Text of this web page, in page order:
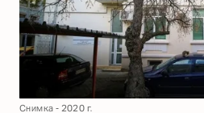
Снимка - 2020 г.